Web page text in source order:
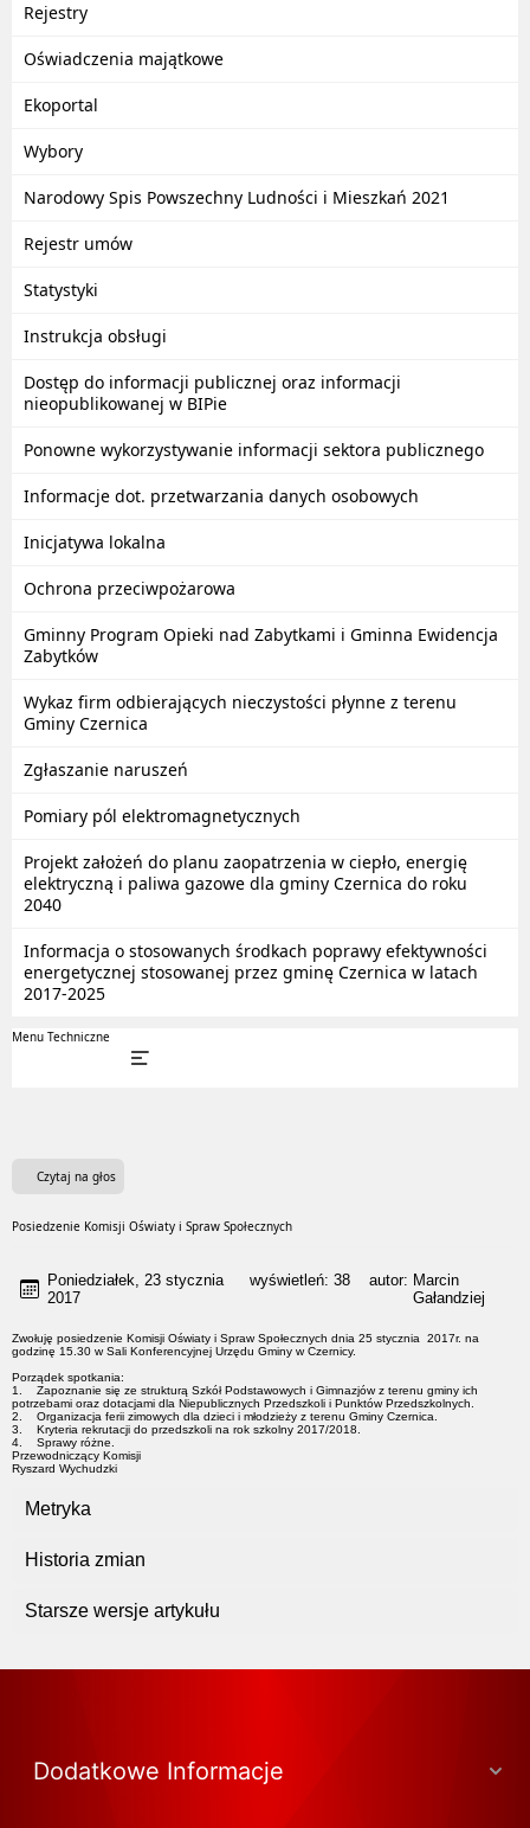
Rejestry
Oświadczenia majątkowe
Ekoportal
Wybory
Narodowy Spis Powszechny Ludności i Mieszkań 2021
Rejestr umów
Statystyki
Instrukcja obsługi
Dostęp do informacji publicznej oraz informacji
nieopublikowanej w BIPie
Ponowne wykorzystywanie informacji sektora publicznego
Informacje dot. przetwarzania danych osobowych
Inicjatywa lokalna
Ochrona przeciwpożarowa
Gminny Program Opieki nad Zabytkami i Gminna Ewidencja
Zabytków
Wykaz firm odbierających nieczystości płynne z terenu
Gminy Czernica
Zgłaszanie naruszeń
Pomiary pól elektromagnetycznych
Projekt założeń do planu zaopatrzenia w ciepło, energię
elektryczną i paliwa gazowe dla gminy Czernica do roku
2040
Informacja o stosowanych środkach poprawy efektywności
energetycznej stosowanej przez gminę Czernica w latach
2017-2025
Menu Techniczne
Czytaj na głos
Posiedzenie Komisji Oświaty i Spraw Społecznych
Poniedziałek, 23 stycznia
2017
wyświetleń: 38autor: Marcin
Gałandziej
Zwołuję posiedzenie Komisji Oświaty i Spraw Społecznych dnia 25 stycznia 2017r. na
godzinę 15.30 w Sali Konferencyjnej Urzędu Gminy w Czernicy.
Porządek spotkania:
1. Zapoznanie się ze strukturą Szkół Podstawowych i Gimnazjów z terenu gminy ich
potrzebami oraz dotacjami dla Niepublicznych Przedszkoli i Punktów Przedszkolnych.
2. Organizacja ferii zimowych dla dzieci i młodzieży z terenu Gminy Czernica.
3. Kryteria rekrutacji do przedszkoli na rok szkolny 2017/2018.
4. Sprawy różne.
Przewodniczący Komisji
Ryszard Wychudzki
Metryka
Historia zmian
Starsze wersje artykułu
Dodatkowe Informacje